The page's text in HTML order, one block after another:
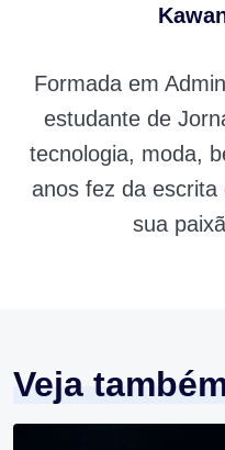
Formada em
estudante de
tecnologia, moda,
anos fez da
sua
Veja